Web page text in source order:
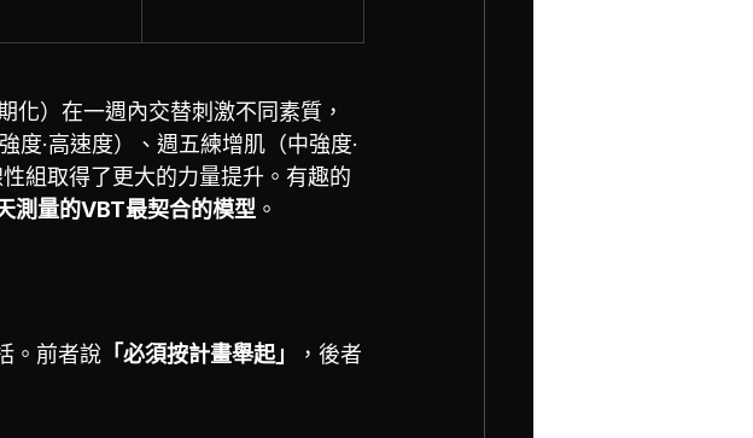
）在一週內交替刺激不同素質，
度·高速度）、週五練增肌（中強度·
組取得了更大的力量提升。有趣的
測量的VBT最契合的模型 。
。前者說 「必須按計畫舉起」
，後者